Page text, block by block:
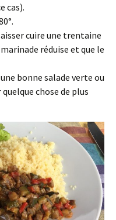
cas).
cuire une trentaine
réduise et que le
bonne salade verte ou
chose de plus